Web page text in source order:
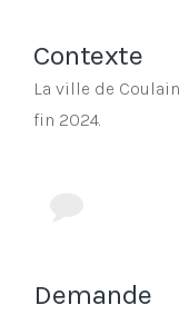
Contexte
La ville de
fin 2024.
Demande